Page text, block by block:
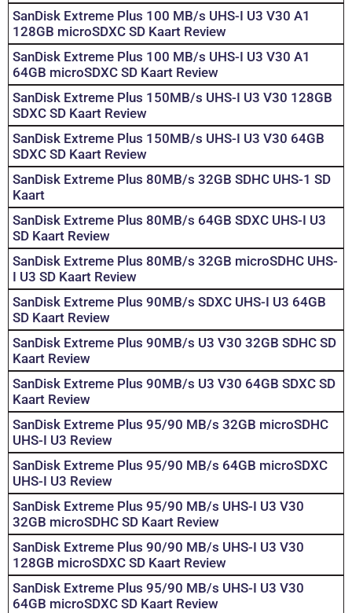
SanDisk Extreme Plus 100 MB/s UHS-I U3 V30 A1
128GB microSDXC SD Kaart Review
SanDisk Extreme Plus 100 MB/s UHS-I U3 V30 A1
64GB microSDXC SD Kaart Review
SanDisk Extreme Plus 150MB/s UHS-I U3 V30 128GB
SDXC SD Kaart Review
SanDisk Extreme Plus 150MB/s UHS-I U3 V30 64GB
SDXC SD Kaart Review
SanDisk Extreme Plus 80MB/s 32GB SDHC UHS-1 SD
Kaart
SanDisk Extreme Plus 80MB/s 64GB SDXC UHS-I U3
SD Kaart Review
SanDisk Extreme Plus 80MB/s 32GB microSDHC UHS-
I U3 SD Kaart Review
SanDisk Extreme Plus 90MB/s SDXC UHS-I U3 64GB
SD Kaart Review
SanDisk Extreme Plus 90MB/s U3 V30 32GB SDHC SD
Kaart Review
SanDisk Extreme Plus 90MB/s U3 V30 64GB SDXC SD
Kaart Review
SanDisk Extreme Plus 95/90 MB/s 32GB microSDHC
UHS-I U3 Review
SanDisk Extreme Plus 95/90 MB/s 64GB microSDXC
UHS-I U3 Review
SanDisk Extreme Plus 95/90 MB/s UHS-I U3 V30
32GB microSDHC SD Kaart Review
SanDisk Extreme Plus 90/90 MB/s UHS-I U3 V30
128GB microSDXC SD Kaart Review
SanDisk Extreme Plus 95/90 MB/s UHS-I U3 V30
64GB microSDXC SD Kaart Review